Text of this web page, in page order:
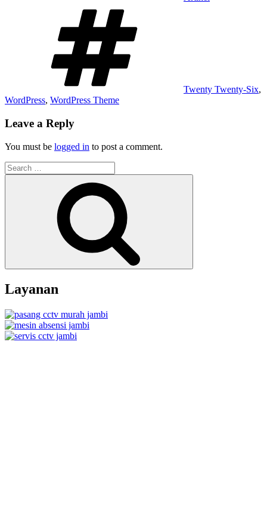
Twenty Twenty-Six,
WordPress, WordPress Theme
Leave a Reply
You must be logged in to post a comment.
Search
for:
Layanan